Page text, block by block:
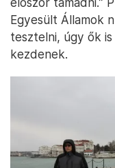
és Washington
meg a START
nukleáris
„Meg kell
Franciaország és
történet háttere,
fegyverek
továbbfejleszteni
viszont